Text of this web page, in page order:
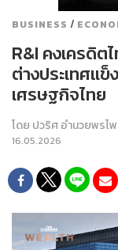
BUSINESS /
R&I คงเครดิ
ต่างประเทศแ
เศรษฐกิจไทย
โดย ปวริศ อำนวยพรไ
16.05.2026